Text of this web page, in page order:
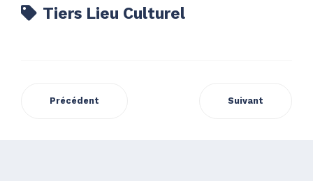
Tiers Lieu Culturel
Précédent Suivant